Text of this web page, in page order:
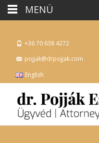
+36 70 638 4272
pojjak@drpojjak.com
English
MENÜ